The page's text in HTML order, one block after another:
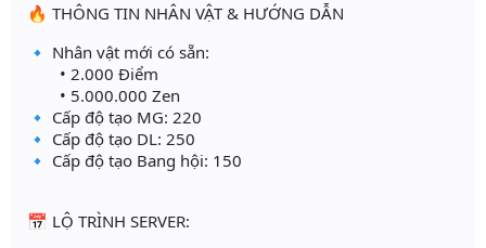
🔥 THÔNG TIN NHÂN VẬT & HƯỚNG DẪN
🔹 Nhân vật mới có sẵn:
• 2.000 Điểm
• 5.000.000 Zen
🔹 Cấp độ tạo MG: 220
🔹 Cấp độ tạo DL: 250
🔹 Cấp độ tạo Bang hội: 150
📅 LỘ TRÌNH SERVER: